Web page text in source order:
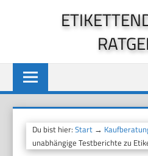
Du bist hier:Start →
unabhängige Testberichte zu